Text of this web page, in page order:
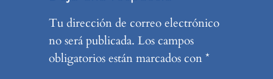
Tu dirección de correo electrónico
no será publicada. Los campos
obligatorios están marcados con*